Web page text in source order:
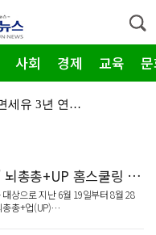
사회 경제 교육
세유 3년 연…
등 3회 강연
거점 확대
진도군 '찾아가는' 뇌총총+UP 홈스쿨링 운영
상으로 지난 6월 19일부터 8월 28
총총+업(UP)…